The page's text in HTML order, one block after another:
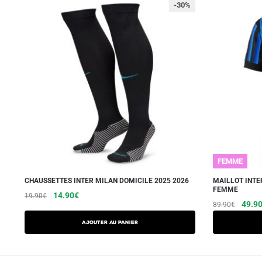
-30%
CHAUSSETTES INTER MILAN DOMICILE 2025 2026
19.90€
Le
était :
14.90€Le
actuel
est :
Ajouter au panier
FEMME
MAILLOT
FEMME
89.90€
Le